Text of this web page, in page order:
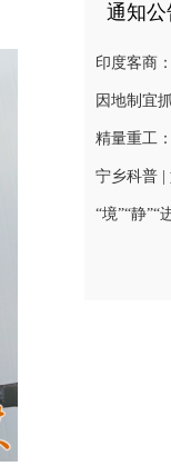
通知公
精量重工
“境”“静”“